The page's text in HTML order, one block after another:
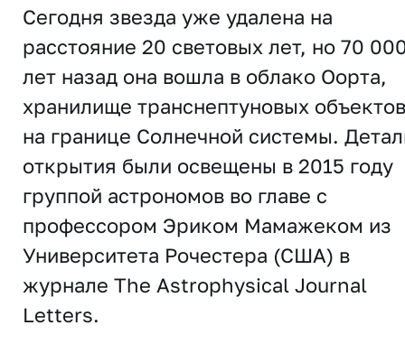
Сегодня звезда уже удалена на
расстояние 20 световых лет, но 70
лет назад она вошла в облако Оорта,
хранилище транснептуновых объектов
на границе Солнечной системы.
открытия были освещены в 2015 году
группой астрономов во главе с
профессором Эриком Мамажеком из
Университета Рочестера (США) в
журнале The Astrophysical Journal
Letters.